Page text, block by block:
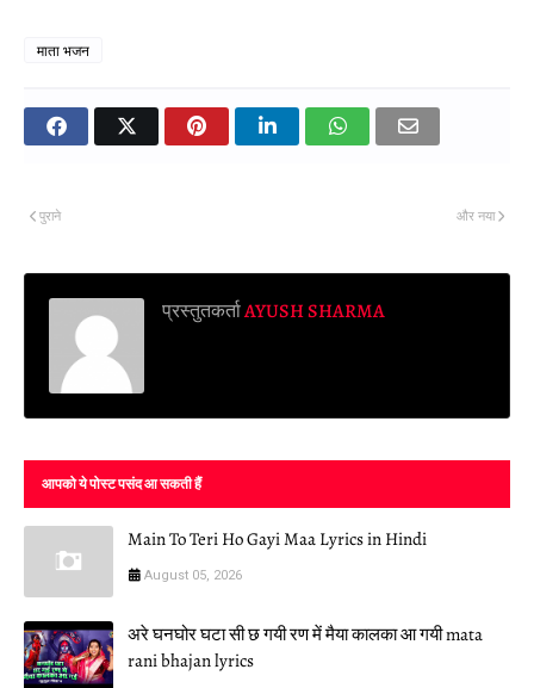
माता भजन
और नया
पुराने
प्रस्तुतकर्ताAYUSH SHARMA
आपको ये पोस्ट पसंद आ सकती हैं
Main To Teri Ho Gayi Maa Lyrics in Hindi
August 05, 2026
अरे घनघोर घटा सी छ गयी रण में मैया कालका आ गयी mata
rani bhajan lyrics